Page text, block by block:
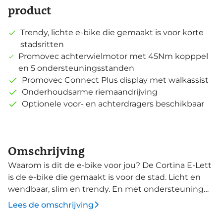
product
Trendy, lichte e-bike die gemaakt is voor korte
stadsritten
Promovec achterwielmotor met 45Nm kopppel
en 5 ondersteuningsstanden
Promovec Connect Plus display met walkassist
Onderhoudsarme riemaandrijving
Optionele voor- en achterdragers beschikbaar
Omschrijving
Waarom is dit de e-bike voor jou? De Cortina E-Lett
is de e-bike die gemaakt is voor de stad. Licht en
wendbaar, slim en trendy. En met ondersteuning
van een pittige achterwielmotor. Over alles aan
deze e-bike is goed nagedacht. Van design tot
Lees de omschrijving